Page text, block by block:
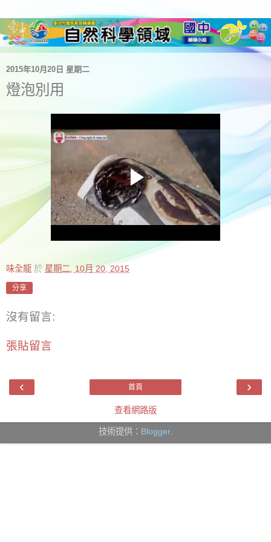
2015年10月20日 星期二
燈泡別用
味全龍 於 星期二, 10月 20, 2015
分享
沒有留言:
張貼留言
‹ ›
首頁
查看網路版
技術提供： Blogger.